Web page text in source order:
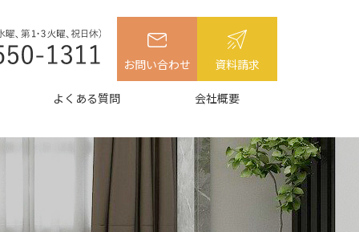
お問い合わせ 資料請求
よくある質問 会社概要